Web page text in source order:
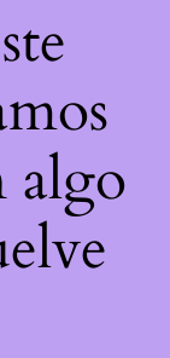
algo